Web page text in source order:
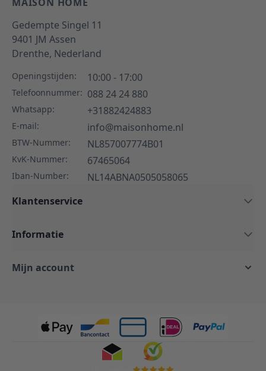
Gedempte Singel 11
9401 JM Assen
Drenthe, Nederland
Openingstijden: 10:00 - 17:00
Telefoonnummer: 088 24 24 880
Whatsapp: +31882424883
E-mail: info@maisonhome.nl
BTW-Nummer: NL857007774B01
KvK-Nummer: 67465064
Iban-Number:
NL14ABNA0505058065
Klantenservice
Informatie
Mijn account